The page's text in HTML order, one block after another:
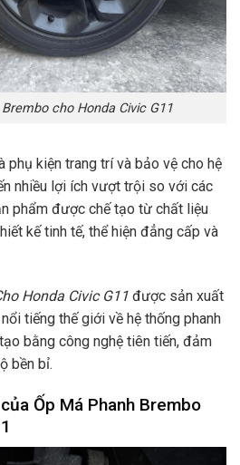
cho Honda Civic G11
phụ kiện trang trí và bảo vệ cho hệ
nhiều lợi ích vượt trội so với các
phẩm được chế tạo từ chất liệu
kế tinh tế, thể hiện đẳng cấp và
Honda Civic G11 được sản xuất
tiếng thế giới về hệ thống phanh
bằng công nghệ tiên tiến, đảm
bền bỉ.
Ốp Má Phanh Brembo